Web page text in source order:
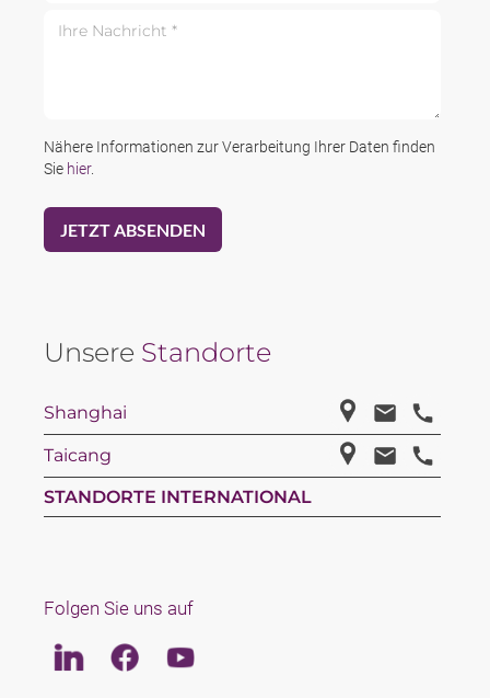
Nähere Informationen zur Verarbeitung Ihrer Daten finden
Sie hier.
Unsere Standorte
Shanghai
Taicang
STANDORTE INTERNATIONAL
Folgen Sie uns auf
LinkedinFacebookYoutube